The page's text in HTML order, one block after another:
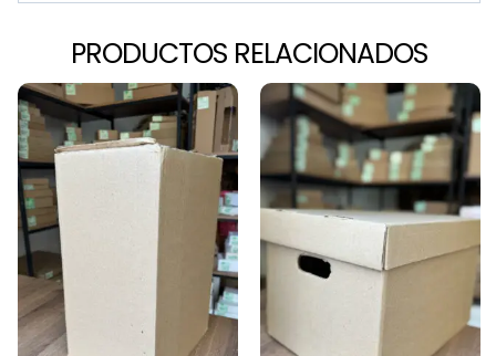
PRODUCTOS RELACIONADOS